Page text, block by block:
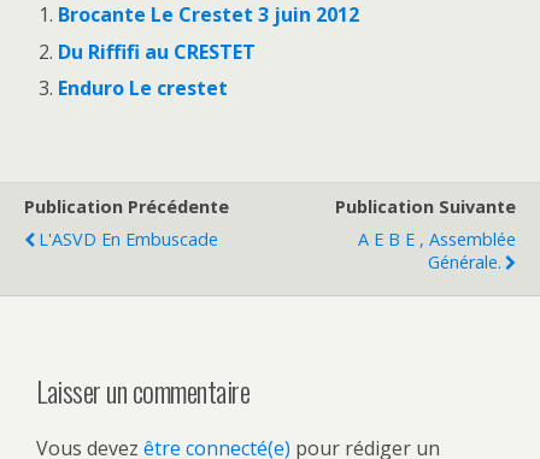
Brocante Le Crestet 3 juin 2012
Du Riffifi au CRESTET
Enduro Le crestet
Publication Précédente
L'ASVD En Embuscade
Publication Suivante
A E B E , Assemblée
Générale.
Laisser un commentaire
Vous devez être connecté(e) pour rédiger un